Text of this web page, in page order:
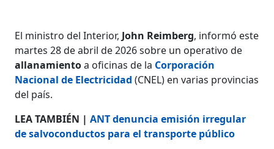
El ministro del Interior, John Reimberg, informó este
martes 28 de abril de 2026 sobre un operativo de
allanamientoa oficinas de la Corporación
Nacional de Electricidad(CNEL) en varias provincias
del país.
LEA TAMBIÉN |ANT denuncia emisión irregular
de salvoconductos para el transporte público